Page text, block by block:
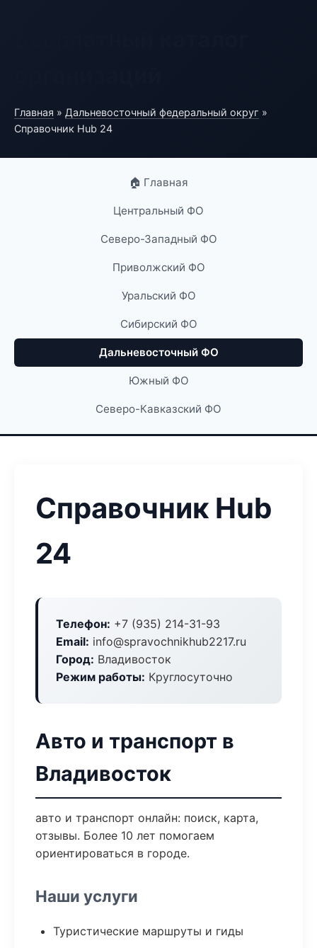
Главная » Дальневосточный федеральный округ »
Справочник Hub 24
🏠 Главная
Центральный ФО
Северо-Западный ФО
Приволжский ФО
Уральский ФО
Сибирский ФО
Дальневосточный ФО
Южный ФО
Северо-Кавказский ФО
Справочник Hub
24
Телефон: +7 (935) 214-31-93
Email: info@spravochnikhub2217.ru
Город: Владивосток
Режим работы: Круглосуточно
Авто и транспорт в
Владивосток
авто и транспорт онлайн: поиск, карта,
отзывы. Более 10 лет помогаем
ориентироваться в городе.
Наши услуги
Туристические маршруты и гиды